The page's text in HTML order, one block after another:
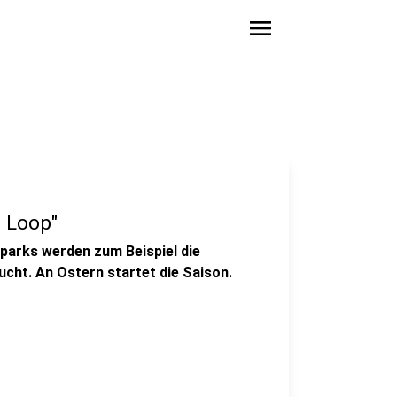
menu
Loop"
werden zum Beispiel die
An Ostern startet die Saison.